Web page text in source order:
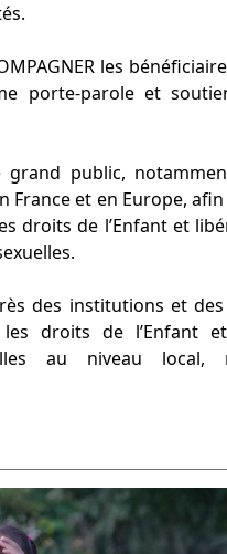
les
porte-parole et
grand public,
France et en Europe, afin
droits de l’Enfant et
des institutions et
droits de l’Enfant
au niveau local,